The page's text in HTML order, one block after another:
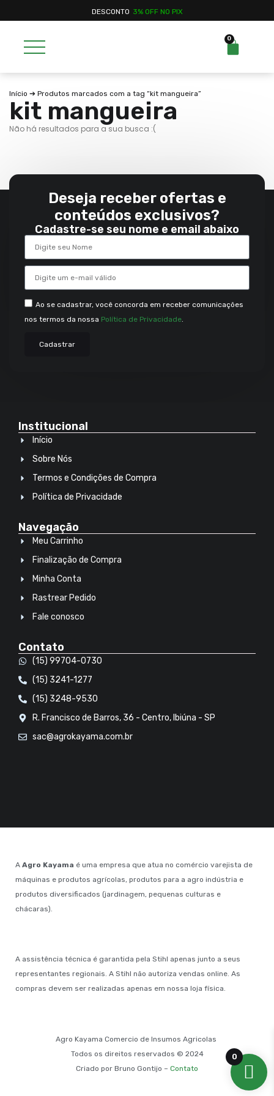
DESCONTO 3% OFF NO PIX
0
Início ➔ Produtos marcados com a tag “kit mangueira”
kit mangueira
Não há resultados para a sua busca :(
Deseja receber ofertas e
conteúdos exclusivos?
Cadastre-se seu nome e email abaixo
Ao se cadastrar, você concorda em receber comunicações
nos termos da nossa Política de Privacidade
Cadastrar
Institucional
Início
Sobre Nós
Termos e Condições de Compra
Política de Privacidade
Navegação
Meu Carrinho
Finalização de Compra
Minha Conta
Rastrear Pedido
Fale conosco
Contato
(15) 99704-0730
(15) 3241-1277
(15) 3248-9530
R. Francisco de Barros, 36 - Centro, Ibiúna - SP
sac@agrokayama.com.br
A Agro Kayama é uma empresa que atua no comércio varejista de
máquinas e produtos agrícolas, produtos para a agro indústria e
produtos diversificados (jardinagem, pequenas culturas e
chácaras).
A assistência técnica é garantida pela Stihl apenas junto a seus
representantes regionais. A Stihl não autoriza vendas online. As
compras devem ser realizadas apenas em nossa loja física.
Agro Kayama Comercio de Insumos Agricolas
Todos os direitos reservados © 2024
Criado por Bruno Gontijo – Contato
0